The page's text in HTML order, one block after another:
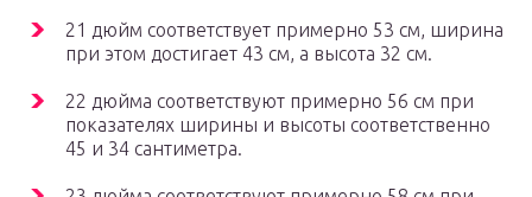
21 дюйм соответствует примерно 53 см, ширина
при этом достигает 43 см, а высота 32 см.
22 дюйма соответствуют примерно 56 см при
показателях ширины и высоты соответственно
45 и 34 сантиметра.